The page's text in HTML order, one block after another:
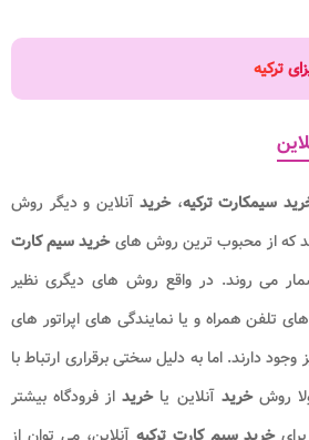
ترکیه​
سیمکارت ترکیه،خریدآنلاین و دیگر روش
که از محبوب ترین روش هایخرید سیم کارت
شمار می روند. در واقع روش های دیگری نظیر
تلفن همراه و یا نمایندگی های اپراتور های
وجود دارند. اما به دلیل سختی برقراری ارتباط با
روشخریدآنلاین یاخرید از فرودگاه بیشتر